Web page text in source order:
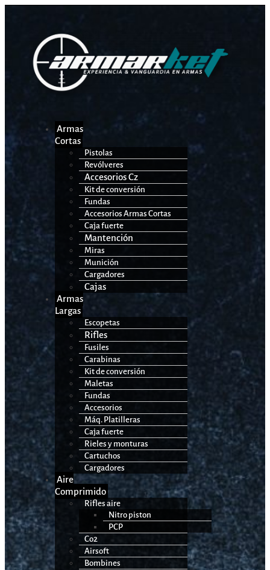
Armas
Cortas
Pistolas
Revólveres
Accesorios Cz
Kit de conversión
Fundas
Accesorios Armas Cortas
Caja fuerte
Mantención
Miras
Munición
Cargadores
Cajas
Armas
Largas
Escopetas
Rifles
Fusiles
Carabinas
Kit de conversión
Maletas
Fundas
Accesorios
Máq. Platilleras
Caja fuerte
Rieles y monturas
Cartuchos
Cargadores
Aire
Comprimido
Rifles aire
Nitro piston
PCP
Co2
Airsoft
Bombines